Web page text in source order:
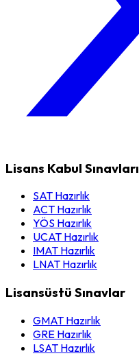
Lisans Kabul Sınavları
SAT Hazırlık
ACT Hazırlık
YÖS Hazırlık
UCAT Hazırlık
IMAT Hazırlık
LNAT Hazırlık
Lisansüstü Sınavlar
GMAT Hazırlık
GRE Hazırlık
LSAT Hazırlık